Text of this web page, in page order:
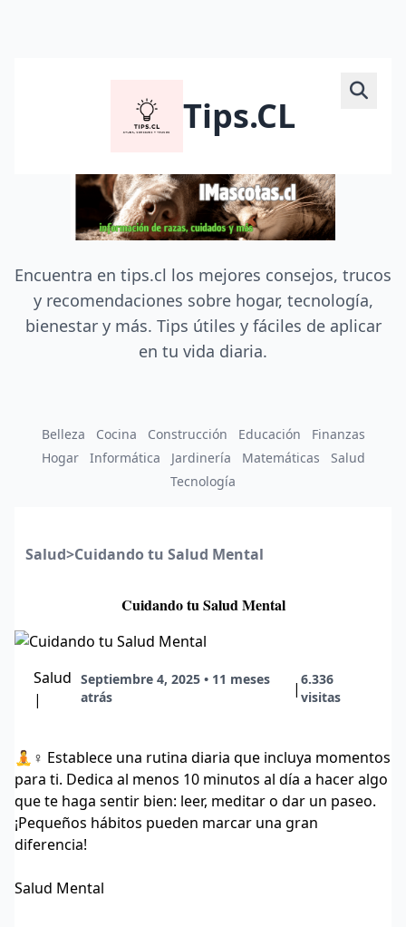
Tips.CL
Encuentra en tips.cl los mejores consejos, trucos
y recomendaciones sobre hogar, tecnología,
bienestar y más. Tips útiles y fáciles de aplicar
en tu vida diaria.
Belleza Cocina Construcción Educación
Finanzas
Hogar
Informática Jardinería Matemáticas
Salud
Tecnología
Salud>Cuidando tu Salud Mental
Cuidando tu Salud Mental
Salud
|
Septiembre 4, 2025 • 11 meses
atrás
| 6.336
visitas
🧘♀️ Establece una rutina diaria que incluya momentos
para ti. Dedica al menos 10 minutos al día a hacer algo
que te haga sentir bien: leer, meditar o dar un paseo.
¡Pequeños hábitos pueden marcar una gran
diferencia!
Salud Mental